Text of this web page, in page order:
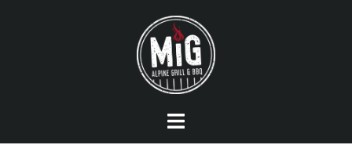
Mostra/Nascondi